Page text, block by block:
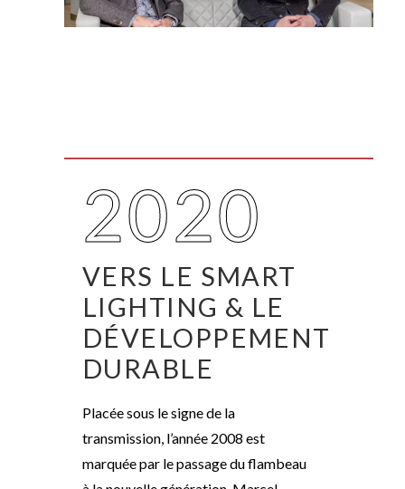
2020
VERS LE SMART
LIGHTING & LE
DÉVELOPPEMENT
DURABLE
Placée sous le signe de la
transmission, l’année 2008 est
marquée par le passage du flambeau